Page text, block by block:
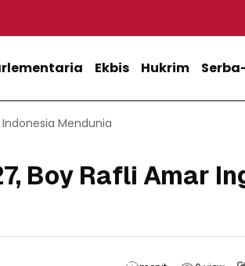
dan Keselamatan Warga Lebih
Perkuat Semangat Persatuan Jelang
Ekbis Hukrim
Mendunia
Boy Rafli Amar